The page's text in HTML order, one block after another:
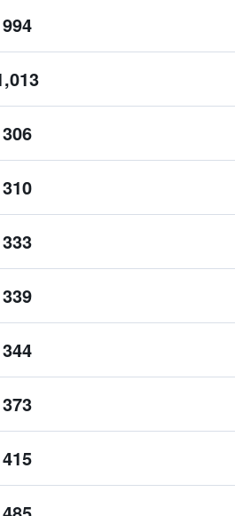
994 ﷼
1,013
306 ﷼
310 ﷼
333 ﷼
339 ﷼
344 ﷼
373 ﷼
415 ﷼